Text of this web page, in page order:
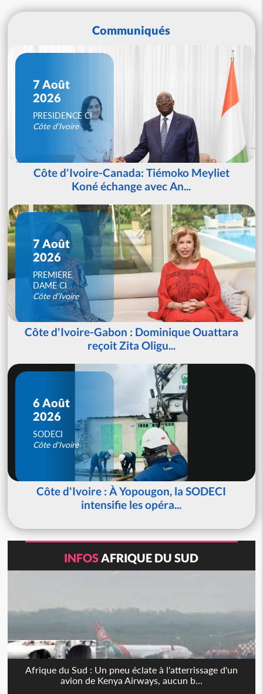
Communiqués
7 Août
2026
PRESIDENCE CI
Côte d'Ivoire
Côte d'Ivoire-Canada: Tiémoko Meyliet
Koné échange avec An...
7 Août
2026
PREMIERE
DAME CI
Côte d'Ivoire
Côte d'Ivoire-Gabon : Dominique Ouattara
reçoit Zita Oligu...
6 Août
2026
SODECI
Côte d'Ivoire
Côte d'Ivoire : À Yopougon, la SODECI
intensifie les opéra...
INFOSAFRIQUE DU SUD
Afrique du Sud : Un pneu éclate à l'atterrissage d'un
avion de Kenya Airways, aucun b...